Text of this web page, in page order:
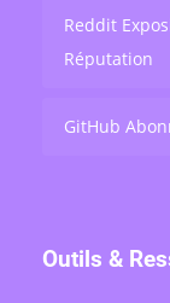
Reddit
Réputation
GitHub
Outils &